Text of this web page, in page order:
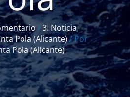
/3. Noticia,
Pola (Alicante)/ Por
Pola (Alicante)